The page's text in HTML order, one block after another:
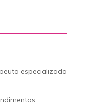
especializada